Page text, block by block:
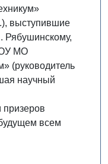
выступившие
Рябушинскому,
МО
(руководитель
научный
призеров
всем